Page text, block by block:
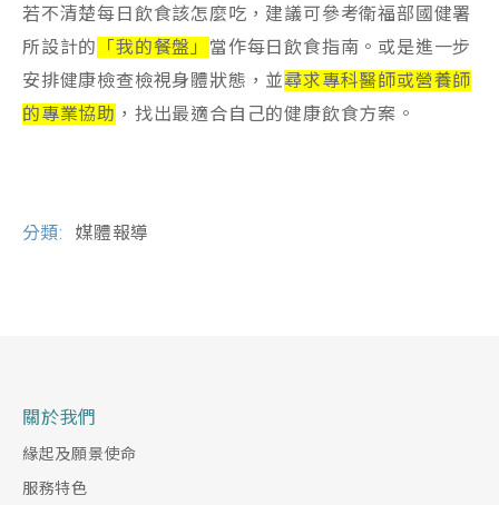
若不清楚每日飲食該怎麼吃，建議可參考衛福部國健署
所設計的
「我的餐盤」 當作每日飲食指南。或是進一步
安排健康檢查檢視身體狀態，並尋求專科醫師或營養師
的專業協助 ，找出最適合自己的健康飲食方案。
分類: 媒體報導
關於我們
緣起及願景使命
服務特色